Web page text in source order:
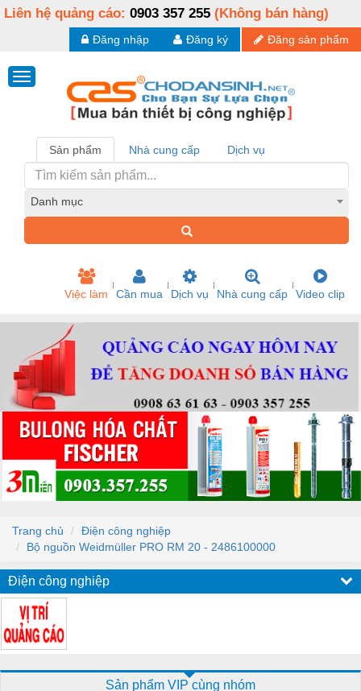
Liên hệ quảng cáo: 0903 357 255 (Không bán hàng)
Đăng sản phẩm
Đăng ký
Đăng nhập
Sản phẩm Nhà cung cấp Dịch vụ
Danh mục
Việc làm Cần mua Dịch vụ Nhà cung cấp Video clip
Trang chủ
Điện công nghiệp
Bộ nguồn Weidmüller PRO RM 20 - 2486100000
Điện công nghiệp
Sản phẩm VIP cùng nhóm